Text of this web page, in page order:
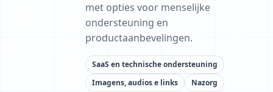
met opties voor menselijke
ondersteuning en
productaanbevelingen.
SaaS en technische ondersteuning
Imagens, audios e links
Nazorg